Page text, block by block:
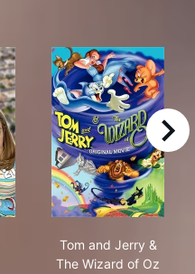
Tom and Jerry &
The Wizard of Oz
right